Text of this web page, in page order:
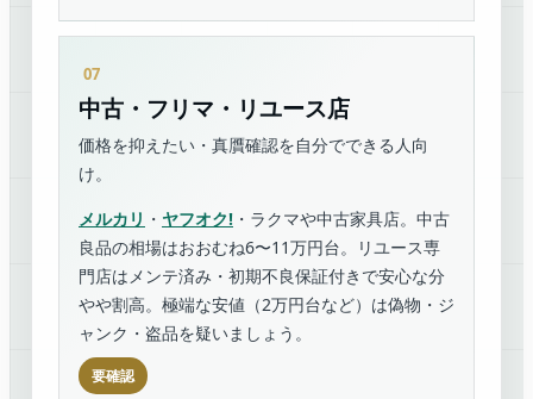
中古・フリマ・リユース店
価格を抑えたい・真贋確認を自分でできる人向
け。
メルカリ ・ ヤフオク! ・ラクマや中古家具店。中古
良品の相場はおおむね6〜11万円台。リユース専
門店はメンテ済み・初期不良保証付きで安心な分
やや割高。極端な安値（2万円台など）は偽物・ジ
ャンク・盗品を疑いましょう。
要確認